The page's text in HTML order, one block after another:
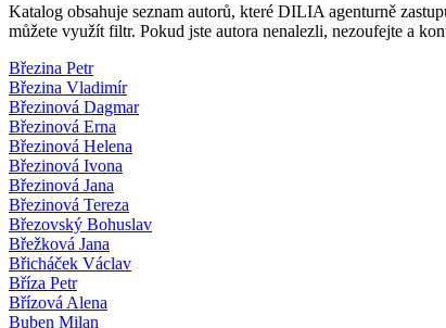
Katalog obsahuje seznam autorů, které DILIA agenturně
můžete využít filtr. Pokud jste autora nenalezli, nezoufejte a
Březina Petr
Březina Vladimír
Březinová Dagmar
Březinová Erna
Březinová Helena
Březinová Ivona
Březinová Jana
Březinová Tereza
Březovský Bohuslav
Břežková Jana
Břicháček Václav
Bříza Petr
Břízová Alena
Buben Milan